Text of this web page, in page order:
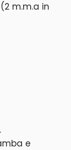
m.m.a in
e